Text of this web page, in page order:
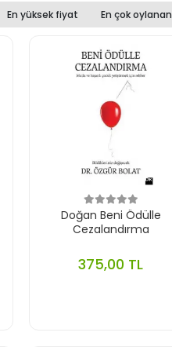
En yüksek fiyat En çok
Doğan Beni Ödülle
Cezalandırma
375,00 TL